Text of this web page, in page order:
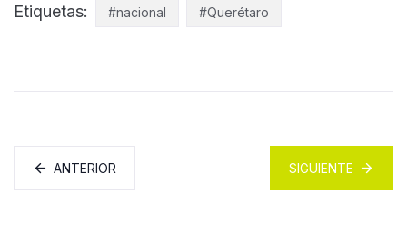
Etiquetas: #nacional #Querétaro
ANTERIOR SIGUIENTE